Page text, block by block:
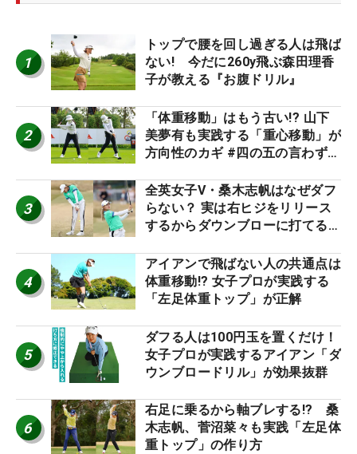
1
トップで腰を回し過ぎる人は飛ば
ない! 今だに260y飛ぶ森田理香
子が教える『お腹ドリル』
2
「体重移動」はもう古い!? 山下
美夢有も実践する「重心移動」が
方向性のカギ #四の五の言わず振
3
全英女子V・桑木志帆はなぜダフ
らない？ 実は右ヒジをリリース
するからダウンブローに打てる #
4
アイアンで飛ばない人の共通点は
体重移動!? 女子プロが実践する
「左足体重トップ」が正解
5
ダフる人は100円玉を置くだけ！
女子プロが実践するアイアン「ダ
ウンブロードリル」が効果抜群
6
右足に乗るから軸ブレする!? 桑
木志帆、菅沼菜々も実践「左足体
重トップ」の作り方